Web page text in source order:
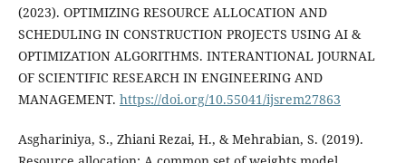
(2023). OPTIMIZING RESOURCE ALLOCATION AND
SCHEDULING IN CONSTRUCTION PROJECTS USING AI &
OPTIMIZATION ALGORITHMS. INTERANTIONAL JOURNAL
OF SCIENTIFIC RESEARCH IN ENGINEERING AND
MANAGEMENT. https://doi.org/10.55041/ijsrem27863
Asghariniya, S., Zhiani Rezai, H., & Mehrabian, S. (2019).